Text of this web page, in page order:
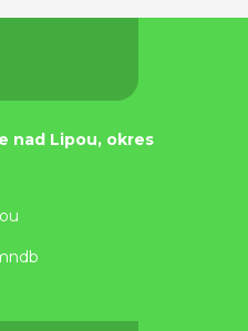
nad Lipou, okres